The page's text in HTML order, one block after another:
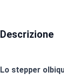
Descrizione
Lo stepper